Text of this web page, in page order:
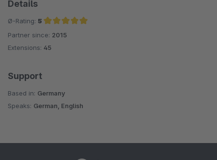
Details
Ø-Rating: 5
Average rating of 5 out of 5 stars
Partner since: 2015
Extensions: 45
Support
Based in: Germany
Speaks: German, English